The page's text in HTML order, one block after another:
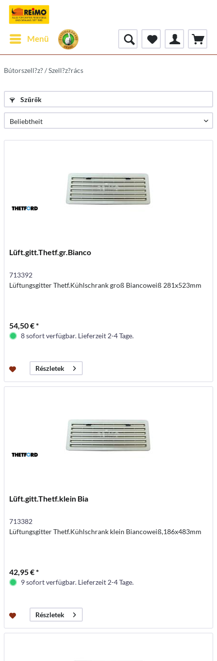
Menü
Bútorszell?z? / Szell?z?rács
Szűrők
Lüft.gitt.Thetf.gr.Bianco
713392
Lüftungsgitter Thetf.Kühlschrank groß Biancoweiß 281x523mm
54,50 € *
8 sofort verfügbar. Lieferzeit 2-4 Tage.
Részletek
Lüft.gitt.Thetf.klein Bia
713382
Lüftungsgitter Thetf.Kühlschrank klein Biancoweiß,186x483mm
42,95 € *
9 sofort verfügbar. Lieferzeit 2-4 Tage.
Részletek